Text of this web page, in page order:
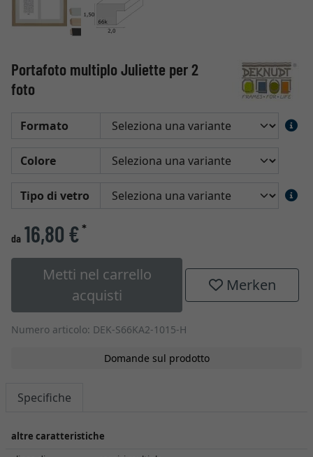
Portafoto multiplo Juliette per 2
foto
Formato
Colore
Tipo di vetro
da 16,80 €*
Metti nel carrello
acquisti
Merken
Numero articolo: DEK-S66KA2-1015-H
Domande sul prodotto
Specifiche
altre caratteristiche